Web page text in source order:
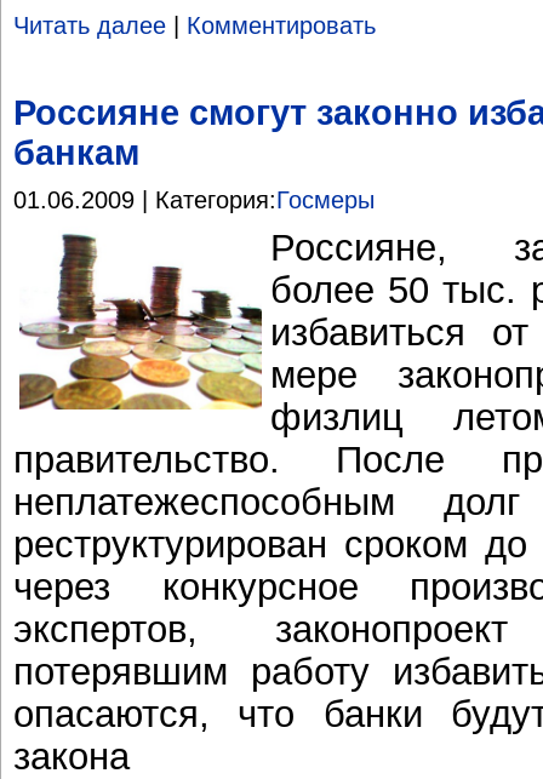
Читать далее | Комментировать
Россияне смогут законно
банкам
01.06.2009 | Категория:Госмеры
Россияне,
более 50 тыс.
избавиться
мере
физлиц
правительство. После
неплатежеспособным
реструктурирован сроком
через конкурсное
экспертов,
потерявшим работу
опасаются, что банки
закона